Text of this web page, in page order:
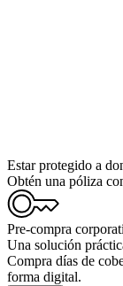
Estar protegido a
Obtén una póliza
Pre-compra
Una solución
Compra días de
forma digital.